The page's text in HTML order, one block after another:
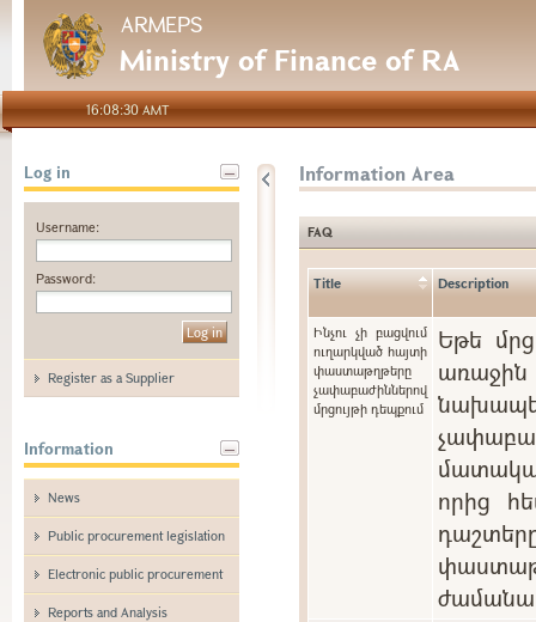
ARMEPS
Ministry of Finance of RA
16:08:30 AMT
Log in
Username:
Password:
Register as a Supplier
Information
News
Public procurement legislation
Electronic public procurement
Reports and Analysis
Information Area
FAQ
Title Description
Ինչու չի բացվում
ուղարկված հայտի
փաստաթղթերը
չափաբաժիններով
մրցույթի դեպքում
Եթե
առաջին
որից